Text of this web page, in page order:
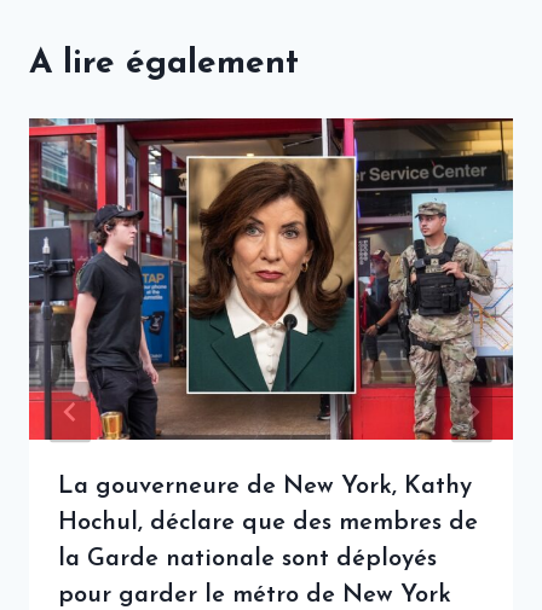
A lire également
La gouverneure de New York, Kathy
Hochul, déclare que des membres de
la Garde nationale sont déployés
pour garder le métro de New York